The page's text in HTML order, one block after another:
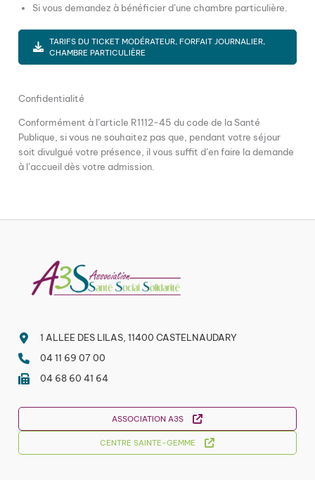
Si vous demandez à bénéficier d’une chambre particulière.
TARIFS DU TICKET MODÉRATEUR, FORFAIT JOURNALIER,
CHAMBRE PARTICULIÈRE
Confidentialité
Conformément à l’article R1112-45 du code de la Santé
Publique, si vous ne souhaitez pas que, pendant votre séjour
soit divulgué votre présence, il vous suffit d’en faire la demande
à l’accueil dès votre admission.
1 ALLEE DES LILAS, 11400 CASTELNAUDARY
04 11 69 07 00
04 68 60 41 64
ASSOCIATION A3S
CENTRE SAINTE-GEMME